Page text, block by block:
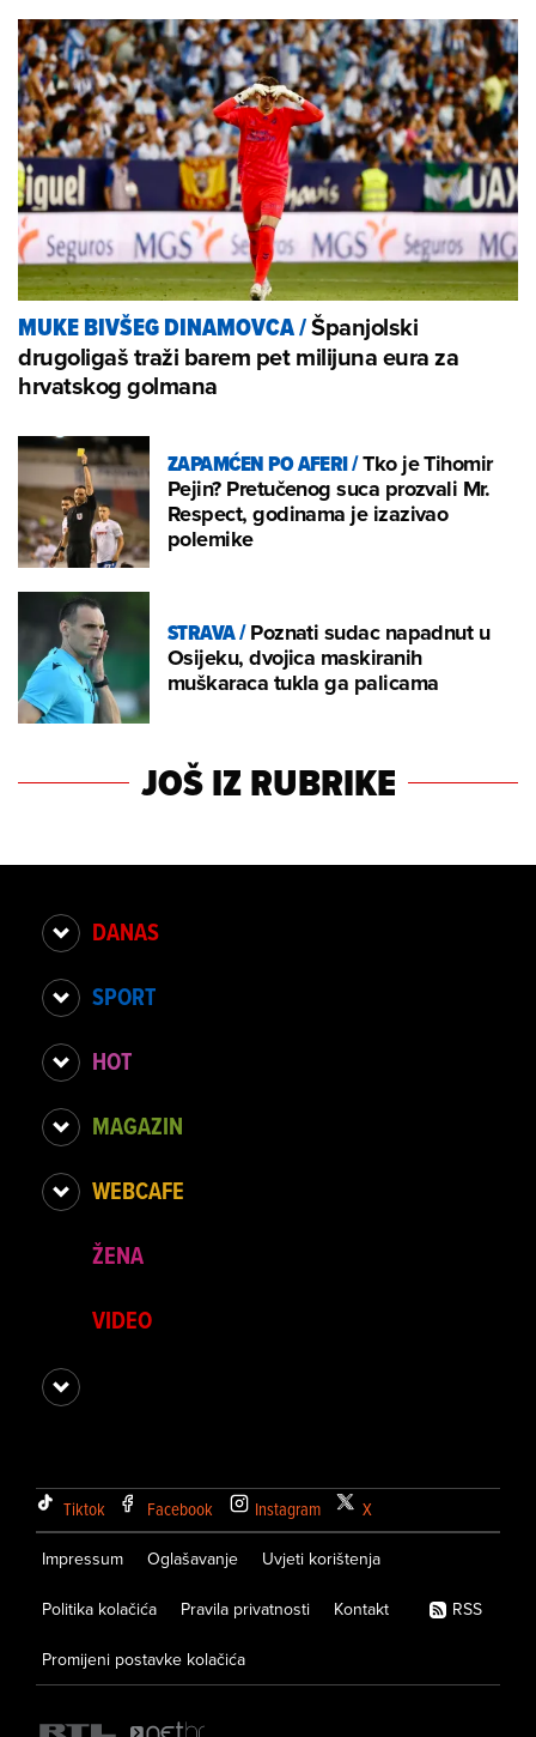
MUKE BIVŠEG DINAMOVCA/Španjolski
drugoligaš traži barem pet milijuna eura za
hrvatskog golmana
ZAPAMĆEN PO AFERI/Tko je Tihomir
Pejin? Pretučenog suca prozvali Mr.
Respect, godinama je izazivao
polemike
STRAVA/Poznati sudac napadnut u
Osijeku, dvojica maskiranih
muškaraca tukla ga palicama
JOŠ IZ RUBRIKE
DANAS
SPORT
HOT
MAGAZIN
WEBCAFE
ŽENA
VIDEO
Tiktok Facebook Instagram X
Impressum Oglašavanje Uvjeti korištenja
Politika kolačića Pravila privatnosti Kontakt
Promijeni postavke kolačića
RSS